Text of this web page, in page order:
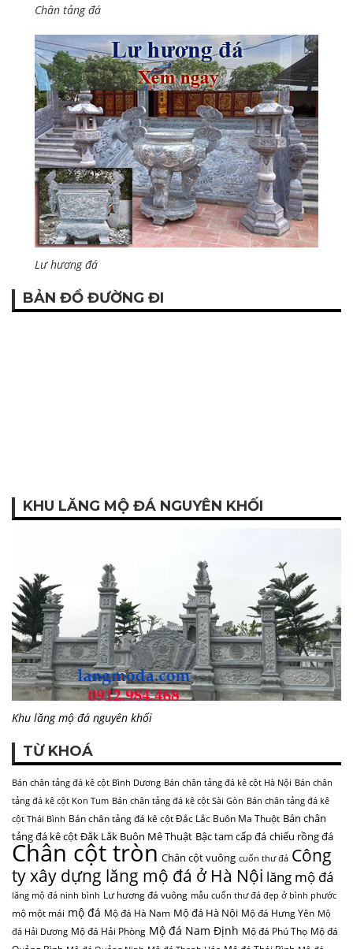
Chân tảng đá
Lư hương đá
BẢN ĐỒ ĐƯỜNG ĐI
KHU LĂNG MỘ ĐÁ NGUYÊN KHỐI
Khu lăng mộ đá nguyên khối
TỪ KHOÁ
Bán chân tảng đá kê cột Bình Dương Bán chân tảng đá kê cột Hà Nội Bán chân
tảng đá kê cột Kon Tum Bán chân tảng đá kê cột Sài Gòn Bán chân tảng đá kê
cột Thái Bình Bán chân tảng đá kê cột Đắc Lắc Buôn Ma Thuột Bán chân
tảng đá kê cột Đắk Lắk Buôn Mê Thuật Bậc tam cấp đá chiếu rồng đá
Chân cột tròn Chân cột vuông cuốn thư đá Công
ty xây dựng lăng mộ đá ở Hà Nội lăng mộ đá
lăng mộ đá ninh bình Lư hương đá vuông mẫu cuốn thư đá đẹp ở bình phước
mộ một mái mộ đá Mộ đá Hà Nam Mộ đá Hà Nội Mộ đá Hưng Yên Mộ
đá Hải Dương Mộ đá Hải Phòng Mộ đá Nam Định Mộ đá Phú Thọ Mộ đá